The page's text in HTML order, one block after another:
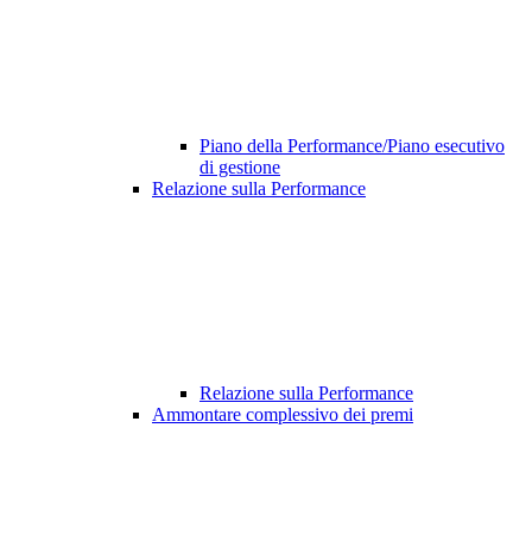
Piano della Performance/Piano esecutivo
di gestione
Relazione sulla Performance
Relazione sulla Performance
Ammontare complessivo dei premi